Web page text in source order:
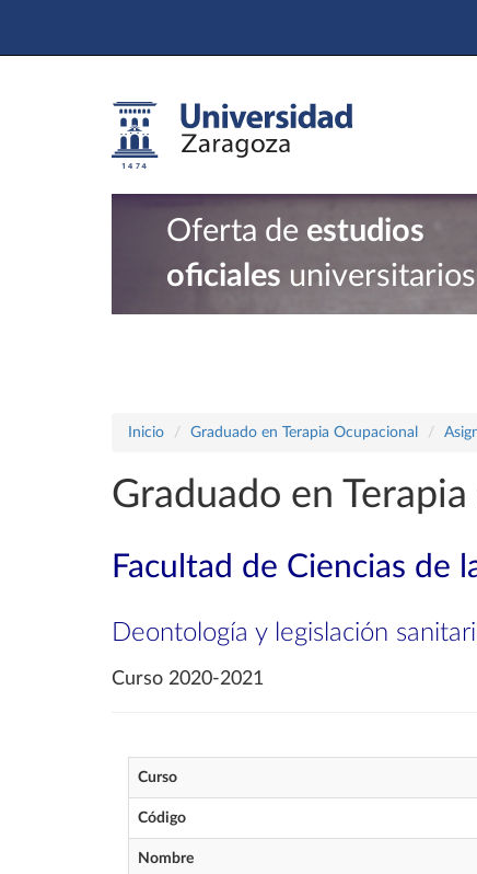
Oferta de estudios
oficiales universitarios
Inicio Graduado en Terapia Ocupacional
Graduado en Terapia
Facultad de Ciencias de
Deontología y legislación
Curso 2020-2021
Curso
Código
Nombre